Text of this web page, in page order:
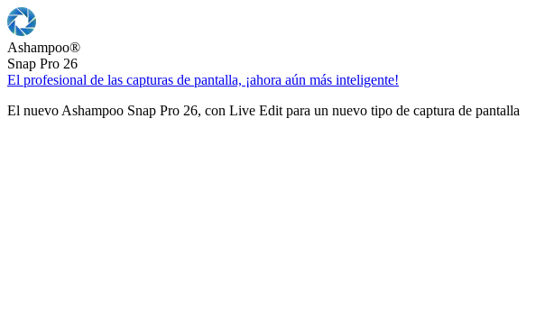
Ashampoo®
Snap Pro 26
El profesional de las capturas de pantalla, ¡ahora aún más inteligente!
El nuevo Ashampoo Snap Pro 26, con Live Edit para un nuevo tipo de captura de pantalla